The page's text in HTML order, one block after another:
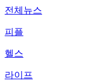
전체뉴스
피플
헬스
라이프